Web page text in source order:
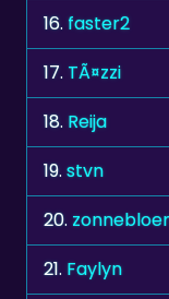
17. TÃ¤zzi
18. Reija
19. stvn
20.zonnebloem
21. Faylyn
22.Myriam0612